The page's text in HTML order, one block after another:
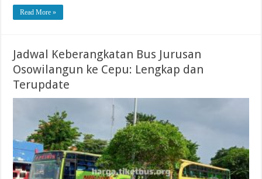
Read More »
Jadwal Keberangkatan Bus Jurusan
Osowilangun ke Cepu: Lengkap dan
Terupdate